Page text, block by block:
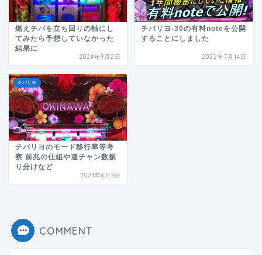
燃えチバを立ち回りの軸にし
てみたら予想していなかった
結果に
2024年9月2日
チバリヨ-30の有料noteを公開
することにしました
2022年7月14日
チバリヨ
チバリヨのモード移行率等考
察 前兆の仕組や連チャン数振
り分けなど
2021年6月5日
COMMENT